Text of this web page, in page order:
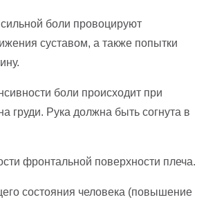
боли провоцируют
суставом, а также попытки
боли происходит при
груди. Рука должна быть согнута в
фронтальной поверхности плеча.
состояния человека (повышение